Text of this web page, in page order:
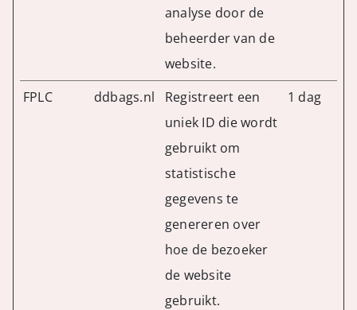
analyse door de
beheerder van de
website.
FPLC ddbags.nl
Registreert een
uniek ID die wordt
gebruikt om
statistische
gegevens te
genereren over
hoe de bezoeker
de website
gebruikt.
1 dag